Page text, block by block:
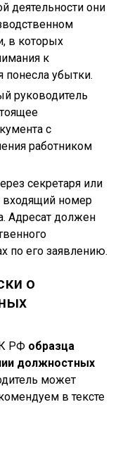
деятельности они
в которых
к
понесла убытки.
руководитель
с
работником
секретаря или
входящий номер
Адресат должен
по его заявлению.
о
РФ образца
должностных
может
в тексте